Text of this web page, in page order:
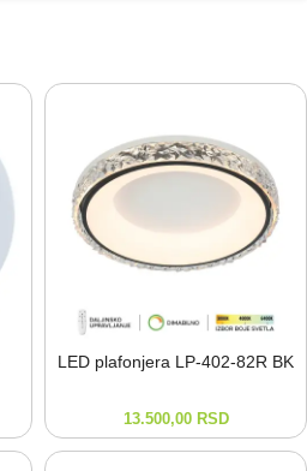
LED plafonjera LP-⁠402-⁠82R BK
13.500,00 RSD